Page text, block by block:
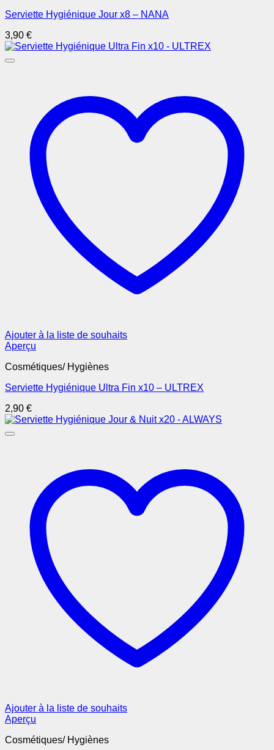
Serviette Hygiénique Jour x8 – NANA
3,90 €
Ajouter à la liste de souhaits
Aperçu
Cosmétiques/ Hygiènes
Serviette Hygiénique Ultra Fin x10 – ULTREX
2,90 €
Ajouter à la liste de souhaits
Aperçu
Cosmétiques/ Hygiènes